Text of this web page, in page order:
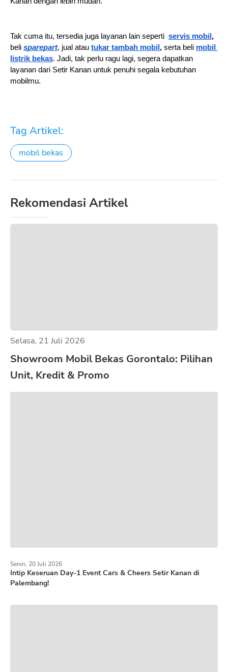
Tak cuma itu, tersedia juga layanan lain seperti servis mobil ,
beli sparepart, jual atau tukar tambah mobil , serta beli mobil
listrik bekas. Jadi, tak perlu ragu lagi, segera dapatkan
layanan dari Setir Kanan untuk penuhi segala kebutuhan
mobilmu.
Tag Artikel:
mobil bekas
Rekomendasi Artikel
Selasa, 21 Juli 2026
Showroom Mobil Bekas Gorontalo: Pilihan
Unit, Kredit & Promo
Intip Keseruan Day-1 Event Cars & Cheers Setir Kanan di
Palembang!
Senin, 20 Juli 2026